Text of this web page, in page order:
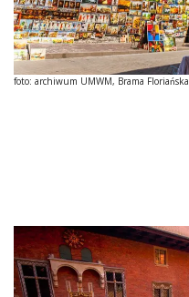
foto: archiwum UMWM, Brama Floriańska